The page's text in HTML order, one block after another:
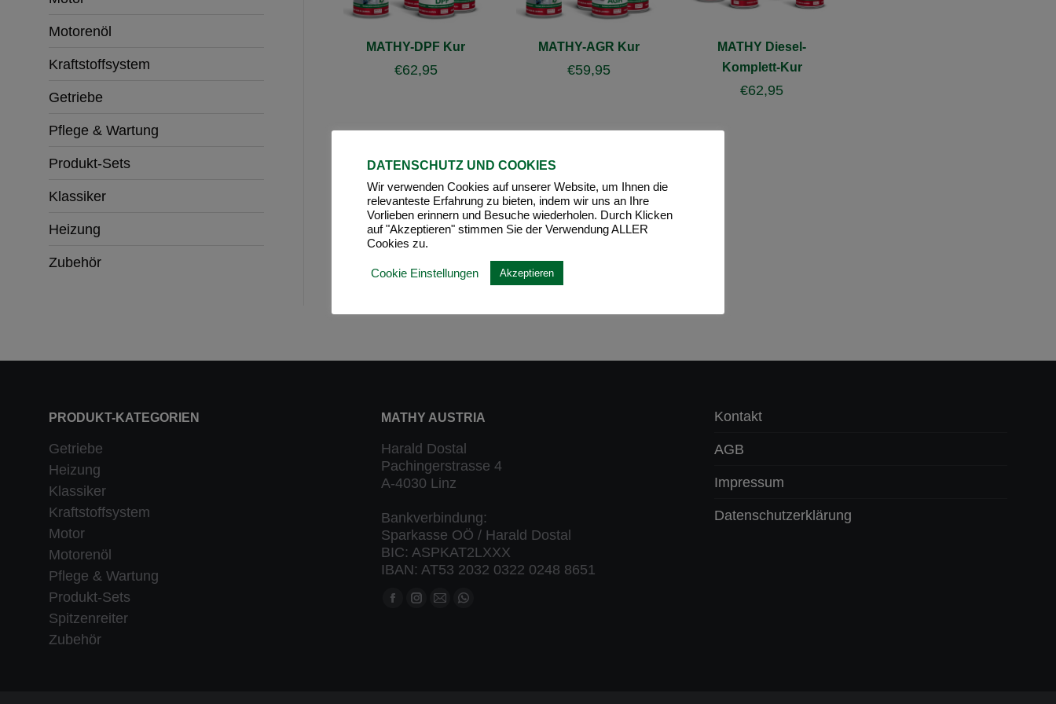
MATHY-DPF Kur
€62,95
MATHY-AGR Kur
€59,95
MATHY Diesel-
Komplett-Kur
€62,95
Motorenöl
Kraftstoffsystem
Getriebe
Pflege & Wartung
Produkt-Sets
Klassiker
Heizung
Zubehör
PRODUKT-KATEGORIEN
Getriebe
Heizung
Klassiker
Kraftstoffsystem
Motor
Motorenöl
Pflege & Wartung
Produkt-Sets
Spitzenreiter
Zubehör
MATHY AUSTRIA
Harald Dostal
Pachingerstrasse 4
A-4030 Linz
Bankverbindung:
Sparkasse OÖ / Harald Dostal
BIC: ASPKAT2LXXX
IBAN: AT53 2032 0322 0248 8651
Finden Sie uns auf:
Facebook
Instagram
MailWhatsapp
Kontakt
AGB
Impressum
Datenschutzerklärung
DATENSCHUTZ UND COOKIES
Wir verwenden Cookies auf unserer Website, um Ihnen die
relevanteste Erfahrung zu bieten, indem wir uns an Ihre
Vorlieben erinnern und Besuche wiederholen. Durch Klicken
auf "Akzeptieren" stimmen Sie der Verwendung ALLER
Cookies zu.
Cookie Einstellungen Akzeptieren